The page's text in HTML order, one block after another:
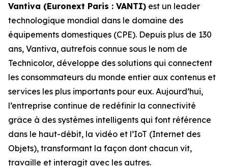
Vantiva (Euronext Paris : VANTI) est un leader
technologique mondial dans le domaine des
équipements domestiques (CPE). Depuis plus de 130
ans, Vantiva, autrefois connue sous le nom de
Technicolor, développe des solutions qui connectent
les consommateurs du monde entier aux contenus et
services les plus importants pour eux. Aujourd’hui,
l’entreprise continue de redéfinir la connectivité
grâce à des systèmes intelligents qui font référence
dans le haut-débit, la vidéo et l’IoT (Internet des
Objets), transformant la façon dont chacun vit,
travaille et interagit avec les autres.